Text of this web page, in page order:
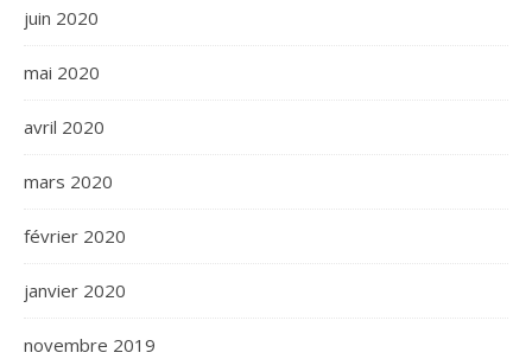
juin 2020
mai 2020
avril 2020
mars 2020
février 2020
janvier 2020
novembre 2019